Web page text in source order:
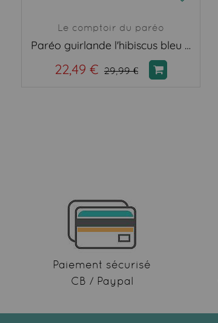
Le comptoir du paréo
Paréo guirlande l'hibiscus bleu et blanc
22,49 € 29,99 €
Paiement sécurisé
CB / Paypal